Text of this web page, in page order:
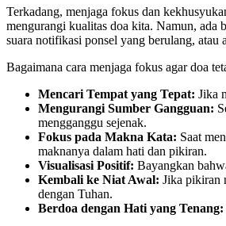
Terkadang, menjaga fokus dan
mengurangi kualitas doa kita. Namun, ada
suara notifikasi ponsel yang berulang,
Bagaimana cara menjaga fokus agar doa
Mencari Tempat yang Tepat: Jika
Mengurangi Sumber Gangguan:
mengganggu sejenak.
Fokus pada Makna Kata: Saat
maknanya dalam hati dan pikiran.
Visualisasi Positif: Bayangkan
Kembali ke Niat Awal: Jika pikiran
dengan Tuhan.
Berdoa dengan Hati yang Tenang: